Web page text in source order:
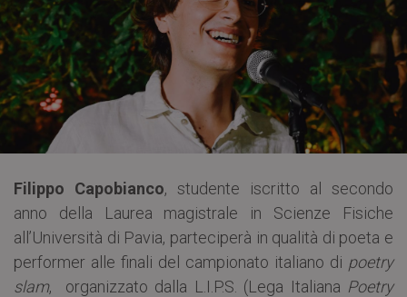
Filippo Capobianco, studente iscritto al secondo
anno della Laurea magistrale in Scienze Fisiche
all’Università di Pavia, parteciperà in qualità di poeta e
performer alle finali del campionato italiano di poetry
slam, organizzato dalla L.I.P.S. (Lega Italiana Poetry